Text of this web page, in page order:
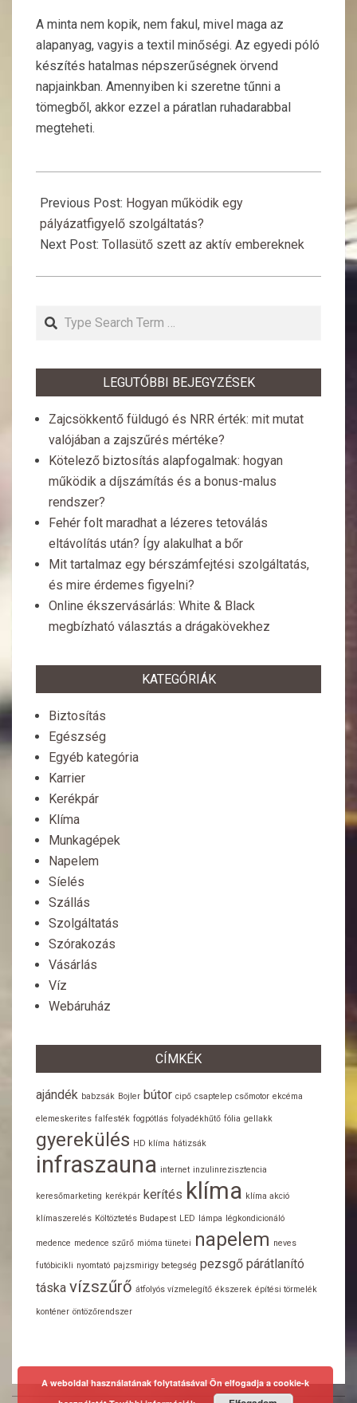
A minta nem kopik, nem fakul, mivel maga az
alapanyag, vagyis a textil minőségi. Az egyedi póló
készítés hatalmas népszerűségnek örvend
napjainkban. Amennyiben ki szeretne tűnni a
tömegből, akkor ezzel a páratlan ruhadarabbal
megteheti.
04-
04
Previous Post: Hogyan működik egy
pályázatfigyelő szolgáltatás?
Next Post: Tollasütő szett az aktív embereknek
Search
LEGUTÓBBI BEJEGYZÉSEK
Zajcsökkentő füldugó és NRR érték: mit mutat
valójában a zajszűrés mértéke?
Kötelező biztosítás alapfogalmak: hogyan
működik a díjszámítás és a bonus-malus
rendszer?
Fehér folt maradhat a lézeres tetoválás
eltávolítás után? Így alakulhat a bőr
Mit tartalmaz egy bérszámfejtési szolgáltatás,
és mire érdemes figyelni?
Online ékszervásárlás: White & Black
megbízható választás a drágakövekhez
KATEGÓRIÁK
Biztosítás
Egészség
Egyéb kategória
Karrier
Kerékpár
Klíma
Munkagépek
Napelem
Síelés
Szállás
Szolgáltatás
Szórakozás
Vásárlás
Víz
Webáruház
CÍMKÉK
ajándék babzsák Bojler bútor cipő csaptelep csőmotor ekcéma
elemeskerites falfesték fogpótlás folyadékhűtő fólia gellakk
gyerekülés HD klíma hátizsák
infraszauna internet inzulinrezisztencia
keresőmarketing kerékpár kerítés klíma klíma akció
klímaszerelés Költöztetés Budapest LED lámpa légkondicionáló
medence medence szűrő mióma tünetei napelem neves
futóbicikli nyomtató pajzsmirigy betegség pezsgő párátlanító
táska vízszűrő átfolyós vízmelegítő ékszerek építési törmelék
konténer öntözőrendszer
A weboldal használatának folytatásával Ön elfogadja a cookie-k